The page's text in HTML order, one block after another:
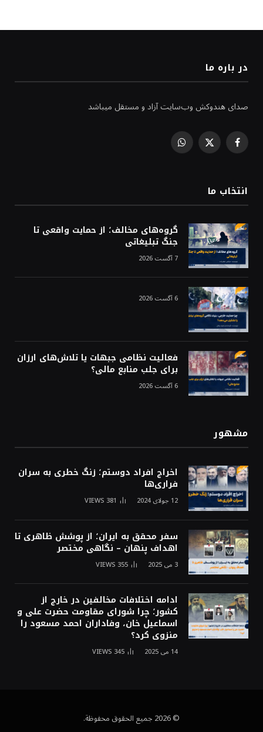
در باره ما
صدای هندوکش وب‌سایت آزاد و مستقل میباشد
Facebook
X
WhatsApp
انتخاب ما
گروه‌های مخالف؛ از حمایت واقعی تا
جنگ تبلیغاتی
7 آگست 2026
6 آگست 2026
فعالیت نظامی جبهات یا تلاش‌های ارزان
برای جلب منابع مالی؟
6 آگست 2026
مشهور
اخراج افراد دوستم؛ زنگ خطری به سران
فراری‌ها
12 جولای 2024 381
VIEWS
سفر محقق به ایران؛ از پوشش ظاهری تا
اهداف پنهان – نگاهی مختصر
3 می 2025 355
VIEWS
ادامه اختلافات مخالفین در خارج از
کشور؛ چرا شورای مقاومت حضرت علی و
اسماعیل خان، وفاداران احمد مسعود را
منزوی کرد؟
14 می 2025 345
VIEWS
© 2026 جميع الحقوق محفوظة.